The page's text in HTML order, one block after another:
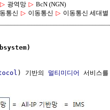
▷ 광역망 ▷ BcN (NGN)
통신 ▷ 이동통신 ▷ 이동통신 세대별
) 기반의 멀티미디어 서비스